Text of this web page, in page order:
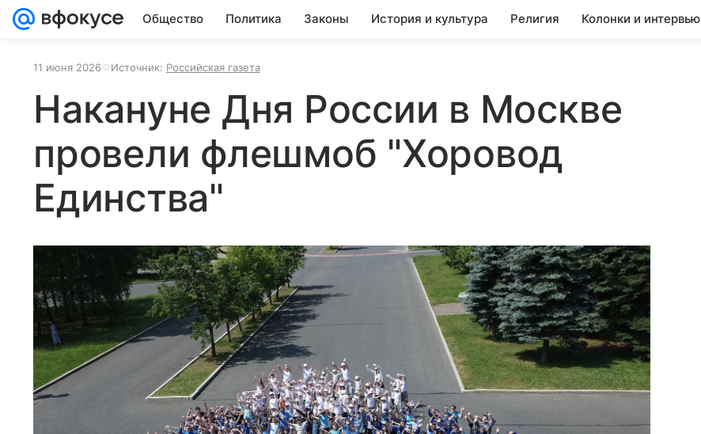
Общество Политика Законы История и культура Религия Колонки и интервью
11 июня 2026 Источник: Российская газета
Накануне Дня России в Москве
провели флешмоб "Хоровод
Единства"